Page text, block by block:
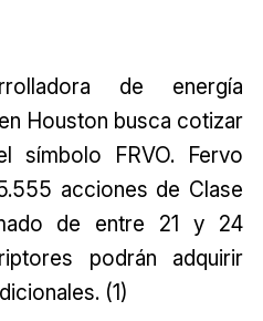
de energía
Houston busca cotizar
símbolo FRVO. Fervo
acciones de Clase
de entre 21 y 24
podrán adquirir
(1)